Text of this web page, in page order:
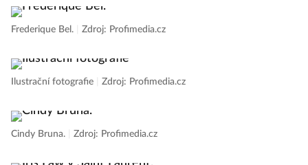
Frederique Bel. Zdroj: Profimedia.cz
Ilustrační fotografie Zdroj: Profimedia.cz
Cindy Bruna. Zdroj: Profimedia.cz